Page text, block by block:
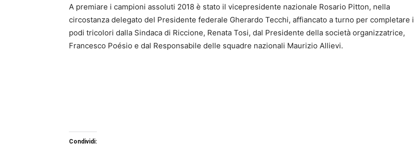
A premiare i campioni assoluti 2018 è stato il vicepresidente nazionale Rosario Pitton, nella
circostanza delegato del Presidente federale Gherardo Tecchi, affiancato a turno per completare i
podi tricolori dalla Sindaca di Riccione, Renata Tosi, dal Presidente della società organizzatrice,
Francesco Poésio e dal Responsabile delle squadre nazionali Maurizio Allievi.
Condividi: